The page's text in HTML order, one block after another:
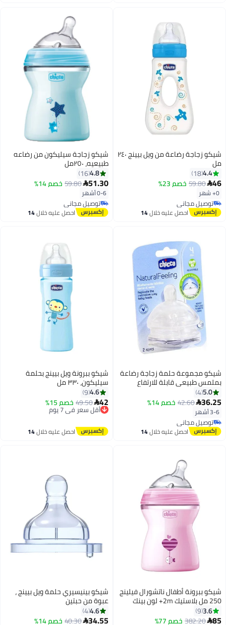
شيكو زجاجة رضاعة من ويل بيينج ٢٤٠
مل
4.4
18
46
59.80خصم 23%
0+ شهر
توصيل مجاني
توصيل مجانياحصل عليه خلال14
شيكو زجاجة سيليكون من رضاعه
طبيعيه، ٢٥٠مل
4.8
16
51.30
59.80خصم 14%
0-6 أشهر
توصيل مجاني
توصيل مجانياحصل عليه خلال14
شيكو مجموعة حلمة زجاجة رضاعة
بملمس طبيعي قابلة للارتفاع
وللتعديل لعمر 4 أشهر وما فوق من
قطعتين
5.0
4
36.25
42.60خصم 14%
3-6 أشهر
توصيل مجاني
توصيل مجانياحصل عليه خلال14
اغسطس
شيكو ببرونة ويل بيينج بحلمة
سيليكون، ٣٣٠ مل
4.6
9
42
49.50خصم 15%
أقل سعر في 7 يوم
توصيل مجاني
أقل سعر في 7 يوم
احصل عليه خلال14
اغسطس
شيكو ببرونة أطفال ناتشورال فيلينج
250 مل بلاستيك 2m+ لون بينك
3.6
9
85
382.20خصم 77%
شيكو بينيسيري حلمة ويل بيينج ،
عبوة من حبتين
4.6
4
34.55
40.30خصم 14%